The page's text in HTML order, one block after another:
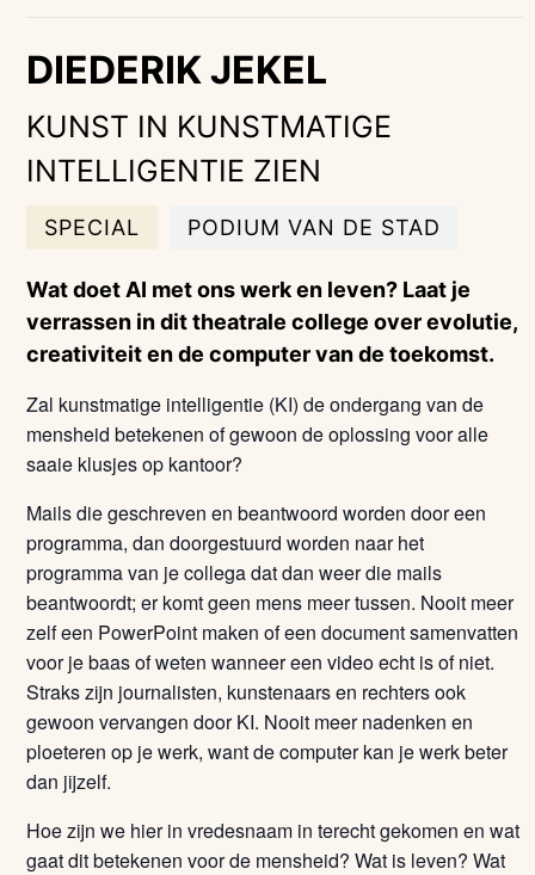
DIEDERIK JEKEL
KUNST IN KUNSTMATIGE
INTELLIGENTIE ZIEN
SPECIAL PODIUM VAN DE STAD
Wat doet AI met ons werk en leven? Laat je
verrassen in dit theatrale college over evolutie,
creativiteit en de computer van de toekomst.
Zal kunstmatige intelligentie (KI) de ondergang van de
mensheid betekenen of gewoon de oplossing voor alle
saaie klusjes op kantoor?
Mails die geschreven en beantwoord worden door een
programma, dan doorgestuurd worden naar het
programma van je collega dat dan weer die mails
beantwoordt; er komt geen mens meer tussen. Nooit meer
zelf een PowerPoint maken of een document samenvatten
voor je baas of weten wanneer een video echt is of niet.
Straks zijn journalisten, kunstenaars en rechters ook
gewoon vervangen door KI. Nooit meer nadenken en
ploeteren op je werk, want de computer kan je werk beter
dan jijzelf.
Hoe zijn we hier in vredesnaam in terecht gekomen en wat
gaat dit betekenen voor de mensheid? Wat is leven? Wat